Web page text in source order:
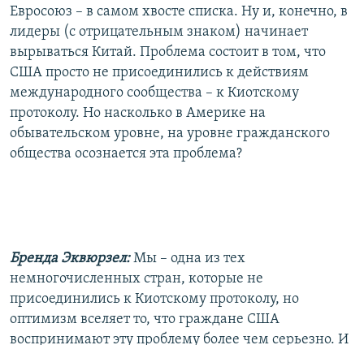
Евросоюз – в самом хвосте списка. Ну и, конечно, в
лидеры (с отрицательным знаком) начинает
вырываться Китай. Проблема состоит в том, что
США просто не присоединились к действиям
международного сообщества – к Киотскому
протоколу. Но насколько в Америке на
обывательском уровне, на уровне гражданского
общества осознается эта проблема?
Бренда Эквюрзел:Мы – одна из тех
немногочисленных стран, которые не
присоединились к Киотскому протоколу, но
оптимизм вселяет то, что граждане США
воспринимают эту проблему более чем серьезно. И